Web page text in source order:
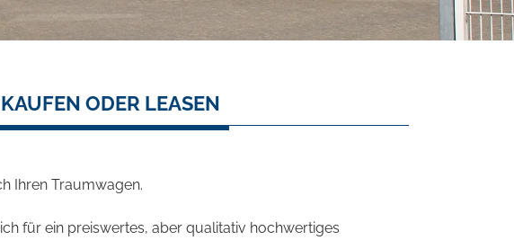
ODER LEASEN
Ihren Traumwagen.
für ein preiswertes, aber qualitativ hochwertiges